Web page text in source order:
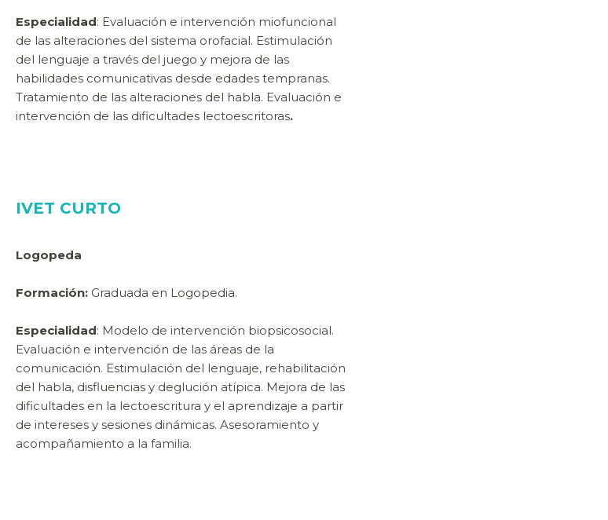
Especialidad: Evaluación e intervención miofuncional
de las alteraciones del sistema orofacial. Estimulación
del lenguaje a través del juego y mejora de las
habilidades comunicativas desde edades tempranas.
Tratamiento de las alteraciones del habla. Evaluación e
intervención de las dificultades lectoescritoras.
IVET CURTO
Logopeda
Formación: Graduada en Logopedia.
Especialidad: Modelo de intervención biopsicosocial.
Evaluación e intervención de las áreas de la
comunicación. Estimulación del lenguaje, rehabilitación
del habla, disfluencias y deglución atípica. Mejora de las
dificultades en la lectoescritura y el aprendizaje a partir
de intereses y sesiones dinámicas. Asesoramiento y
acompañamiento a la familia.